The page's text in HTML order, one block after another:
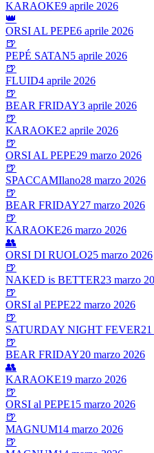
KARAOKE9 aprile 2026
👑
ORSI AL PEPE6 aprile 2026
🍺
PEPÉ SATAN5 aprile 2026
🍺
FLUID4 aprile 2026
🍺
BEAR FRIDAY3 aprile 2026
🍺
KARAOKE2 aprile 2026
🍺
ORSI AL PEPE29 marzo 2026
🍺
SPACCAMIlano28 marzo 2026
🍺
BEAR FRIDAY27 marzo 2026
🍺
KARAOKE26 marzo 2026
👥
ORSI DI RUOLO25 marzo 2026
🍺
NAKED is BETTER23 marzo
🍺
ORSI al PEPE22 marzo 2026
🍺
SATURDAY NIGHT FEVER
🍺
BEAR FRIDAY20 marzo 2026
👥
KARAOKE19 marzo 2026
🍺
ORSI al PEPE15 marzo 2026
🍺
MAGNUM14 marzo 2026
🍺